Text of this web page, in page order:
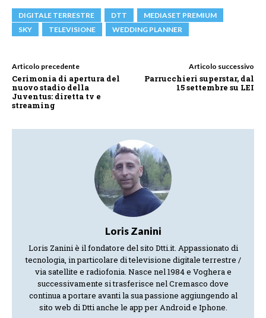
DIGITALE TERRESTRE DTT
MEDIASET PREMIUM
SKY
TELEVISIONE WEDDING PLANNER
Articolo precedente
Cerimonia di apertura del
nuovo stadio della
Juventus: diretta tv e
streaming
Articolo successivo
Parrucchieri superstar, dal
15 settembre su LEI
Loris Zanini
Loris Zanini è il fondatore del sito Dtti.it. Appassionato di
tecnologia, in particolare di televisione digitale terrestre /
via satellite e radiofonia. Nasce nel 1984 e Voghera e
successivamente si trasferisce nel Cremasco dove
continua a portare avanti la sua passione aggiungendo al
sito web di Dtti anche le app per Android e Iphone.